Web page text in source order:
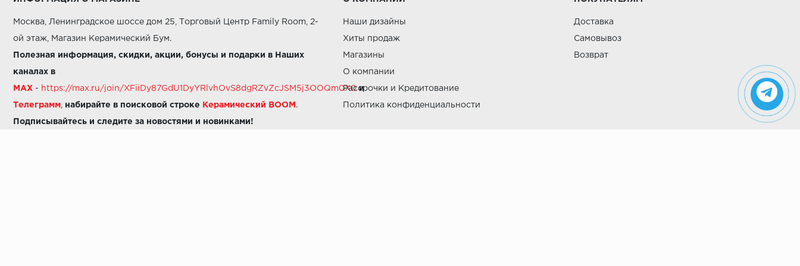
Москва, Ленинградское шоссе дом 25, Торговый Центр Family Room, 2-
ой этаж, Магазин Керамический Бум.
Полезная информация, скидки, акции, бонусы и подарки в Наших
каналах в
MAX - https://max.ru/join/XFiiDy87GdU1DyYRlvhOvS8dgRZvZcJSM5j3OOQm0X0 и
Телеграмм набирайте в поисковой строке Керамический BOOM .
Подписывайтесь и следите за новостями и новинками!
Наши дизайны
Хиты продаж
Магазины
О компании
Рассрочки и Кредитование
Политика конфиденциальности
Доставка
Самовывоз
Возврат